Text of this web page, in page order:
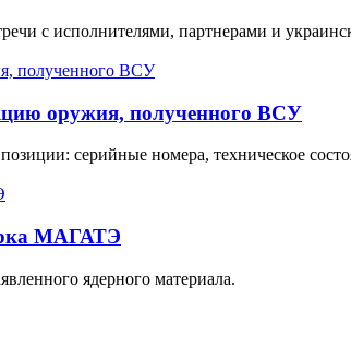
с исполнителями, партнерами и
оружия, полученного ВСУ
серийные номера, техническое
МАГАТЭ
ядерного материала.